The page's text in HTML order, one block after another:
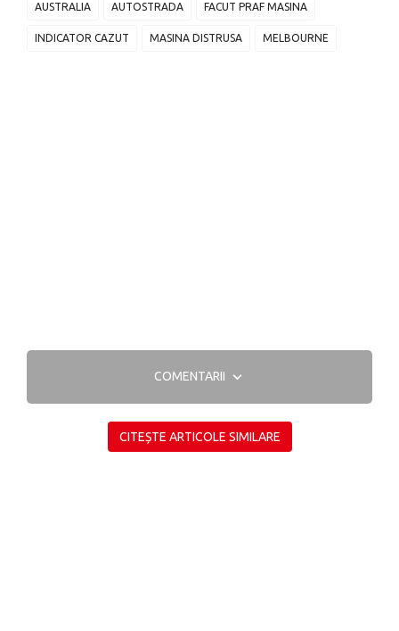
AUSTRALIA AUTOSTRADA FACUT PRAF MASINA
INDICATOR CAZUT MASINA DISTRUSA MELBOURNE
COMENTARII
CITEȘTE ARTICOLE SIMILARE